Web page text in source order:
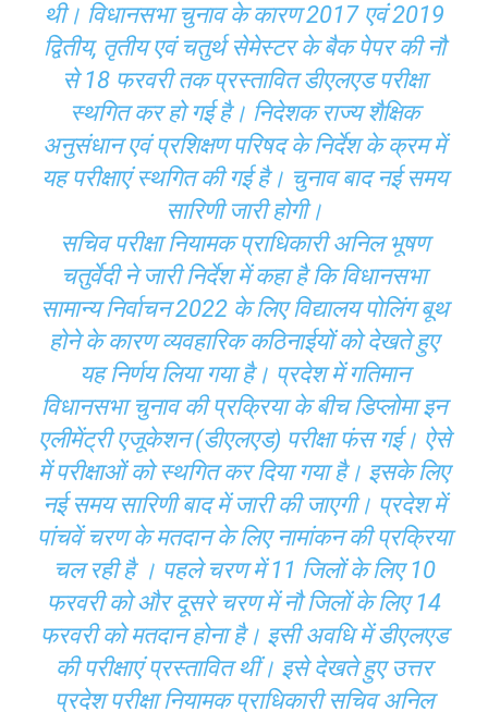
थी। विधानसभा चुनाव के कारण 2017 एवं 2019
द्वितीय, तृतीय एवं चतुर्थ सेमेस्टर के बैक पेपर की नौ
से 18 फरवरी तक प्रस्तावित डीएलएड परीक्षा
स्थगित कर हो गई है। निदेशक राज्य शैक्षिक
अनुसंधान एवं प्रशिक्षण परिषद के निर्देश के क्रम में
यह परीक्षाएं स्थगित की गई है। चुनाव बाद नई समय
सारिणी जारी होगी।
सचिव परीक्षा नियामक प्राधिकारी अनिल भूषण
चतुर्वेदी ने जारी निर्देश में कहा है कि विधानसभा
सामान्य निर्वाचन 2022 के लिए विद्यालय पोलिंग बूथ
होने के कारण व्यवहारिक कठिनाईयों को देखते हुए
यह निर्णय लिया गया है। प्रदेश में गतिमान
विधानसभा चुनाव की प्रक्रिया के बीच डिप्लोमा इन
एलीमेंट्री एजूकेशन (डीएलएड) परीक्षा फंस गई। ऐसे
में परीक्षाओं को स्थगित कर दिया गया है। इसके लिए
नई समय सारिणी बाद में जारी की जाएगी। प्रदेश में
पांचवें चरण के मतदान के लिए नामांकन की प्रक्रिया
चल रही है । पहले चरण में 11 जिलों के लिए 10
फरवरी को और दूसरे चरण में नौ जिलों के लिए 14
फरवरी को मतदान होना है। इसी अवधि में डीएलएड
की परीक्षाएं प्रस्तावित थीं। इसे देखते हुए उत्तर
प्रदेश परीक्षा नियामक प्राधिकारी सचिव अनिल